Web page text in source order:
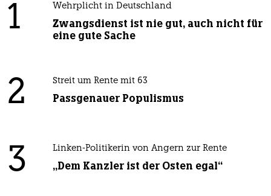
1 Wehrplicht in Deutschland
Zwangsdienst ist nie gut, auch nicht für
eine gute Sache
2 Streit um Rente mit 63
Passgenauer Populismus
3 Linken-Politikerin von Angern zur Rente
„Dem Kanzler ist der Osten egal“